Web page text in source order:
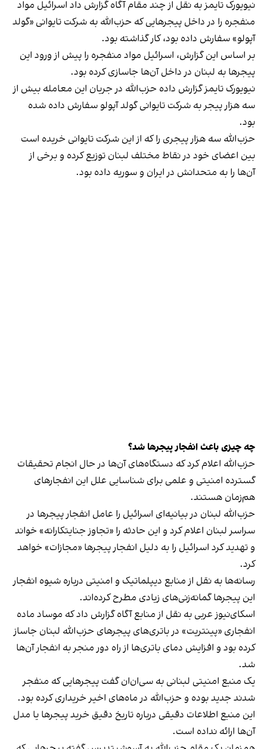
نیویورک تایمز به نقل از چند مقام آگاه گزارش داد اسرائیل مواد
منفجره را در داخل پیجرهایی که حزب‌الله به شرکت تایوانی «گولد
آپولو» سفارش داده بود، کار گذاشته بود.
بر اساس این گزارش، اسرائیل مواد منفجره را پیش از ورود این
پیجرها به لبنان در داخل آن‌ها جاسازی کرده بود.
نیویورک تایمز گزارش داده حزب‌الله در جریان این معامله بیش از
سه هزار پیجر به شرکت تایوانی گولد آپولو سفارش داده شده
بود.
حزب‌الله سه هزار پیجری را که از این شرکت تایوانی خریده است
بین اعضای خود در نقاط مختلف لبنان توزیع کرده و برخی از
آن‌ها را به متحدانش در ایران و سوریه داده بود.
چه چیزی باعث انفجار پیجرها شد؟
حزب‌الله اعلام کرد که دستگاه‌های آن‌ها در حال انجام تحقیقات
گسترده امنیتی و علمی برای شناسایی علل این انفجارهای
هم‌زمان هستند.
حزب‌الله لبنان در بیانیه‌ای اسرائیل را عامل انفجار پیجرها در
سراسر لبنان اعلام کرد و این حادثه را «تجاوز جنایتکارانه» خواند
و تهدید کرد اسرائیل را به دلیل انفجار پیجرها «مجازات» خواهد
کرد.
رسانه‌ها به نقل از منابع دیپلماتیک و امنیتی درباره شیوه انفجار
این پیجرها گمانه‌زنی‌های زیادی مطرح کرده‌اند.
اسکای‌نیوز عربی به نقل از منابع آگاه گزارش داد که موساد ماده
انفجاری «پینتریت» در باتری‌های پیجرهای حزب‌الله لبنان جاساز
کرده بود و افزایش دمای باتری‌ها از راه دور منجر به انفجار آن‌ها
شد.
یک منبع امنیتی لبنانی به سی‌ان‌ان گفت پیجرهایی که منفجر
شدند جدید بوده و حزب‌الله در ماه‌های اخیر خریداری کرده بود.
این منبع اطلاعات دقیقی درباره تاریخ دقیق خرید پیجرها یا مدل
آن‌ها ارائه نداده است.